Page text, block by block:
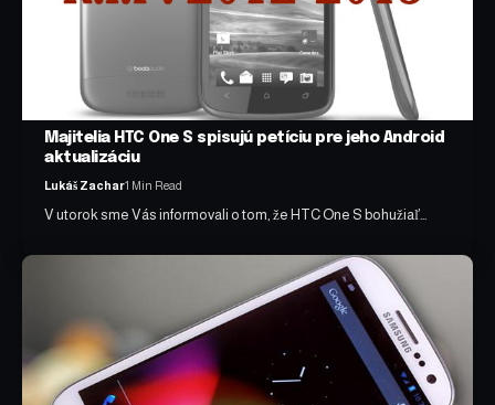
Majitelia HTC One S spisujú petíciu pre jeho Android
aktualizáciu
Lukáš Zachar1 Min Read
V utorok sme Vás informovali o tom, že HTC One S bohužiaľ…